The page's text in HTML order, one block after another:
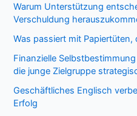
Warum Unterstützung
Verschuldung
Was passiert mit
Finanzielle
die junge Zielgruppe
Geschäftliches Englisch
Erfolg